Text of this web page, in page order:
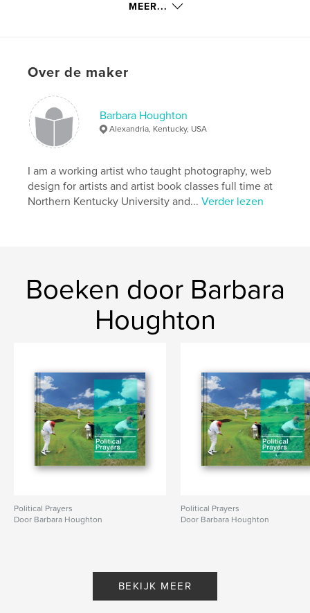
Gobi desert ,
MEER...
Over de maker
Barbara Houghton
Alexandria, Kentucky, USA
I am a working artist who taught photography, web
design for artists and artist book classes full time at
Northern Kentucky University and...Verder lezen
Boeken door Barbara
Houghton
Political Prayers
Door Barbara Houghton
Political Prayers
Door Barbara Houghton
BEKIJK MEER